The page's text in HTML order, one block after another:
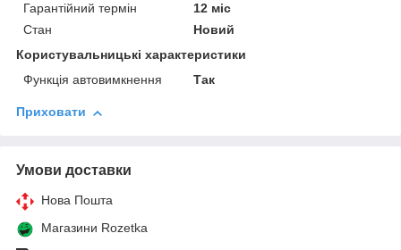
Гарантійний термін
12 міс
Стан
Новий
Користувальницькі характеристики
Функція автовимкнення
Так
Приховати
Умови доставки
Нова Пошта
Магазини Rozetka